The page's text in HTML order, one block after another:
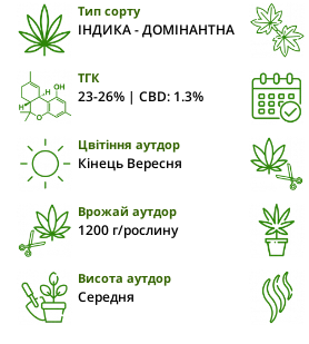
Тип сорту
ІНДИКА - ДОМІНАНТНА
ТГК
23-26% | CBD: 1.3%
Цвітіння аутдор
Кінець Вересня
Врожай аутдор
1200 г/рослину
Висота аутдор
Середня